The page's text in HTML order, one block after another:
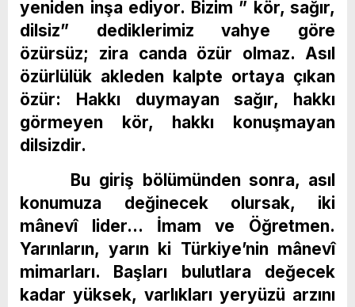
yeniden inşa ediyor. Bizim ” kör, sağır,
dilsiz” dediklerimiz vahye göre
özürsüz; zira canda özür olmaz. Asıl
özürlülük akleden kalpte ortaya çıkan
özür: Hakkı duymayan sağır, hakkı
görmeyen kör, hakkı konuşmayan
dilsizdir.
Bu giriş bölümünden sonra, asıl
konumuza değinecek olursak, iki
mânevî lider… İmam ve Öğretmen.
Yarınların, yarın ki Türkiye’nin mânevî
mimarları. Başları bulutlara değecek
kadar yüksek, varlıkları yeryüzü arzını